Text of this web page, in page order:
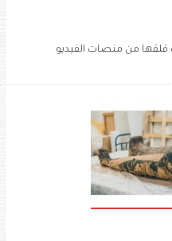
قلقها من منصات الفيديو